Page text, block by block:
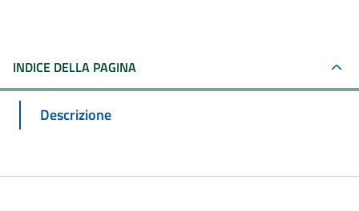
INDICE DELLA PAGINA
Descrizione